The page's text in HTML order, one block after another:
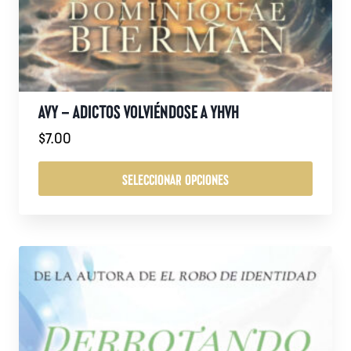
AVY – ADICTOS VOLVIÉNDOSE A YHVH
$7.00
SELECCIONAR OPCIONES
tiene
múltiples
variantes.
Las
opciones
se